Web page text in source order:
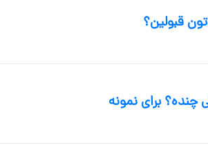
قبولین؟
چنده؟ برای نمونه